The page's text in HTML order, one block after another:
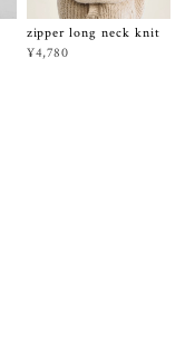
zipper long neck knit
¥4,780